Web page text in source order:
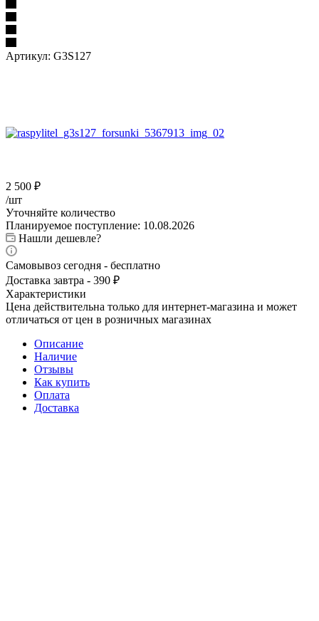
Артикул: G3S127
2 500 ₽
/шт
Уточняйте количество
Планируемое поступление: 10.08.2026
Нашли дешевле?
Самовывоз сегодня - бесплатно
Доставка завтра - 390 ₽
Характеристики
Цена действительна только для интернет-магазина и может
отличаться от цен в розничных магазинах
Описание
Наличие
Отзывы
Как купить
Оплата
Доставка